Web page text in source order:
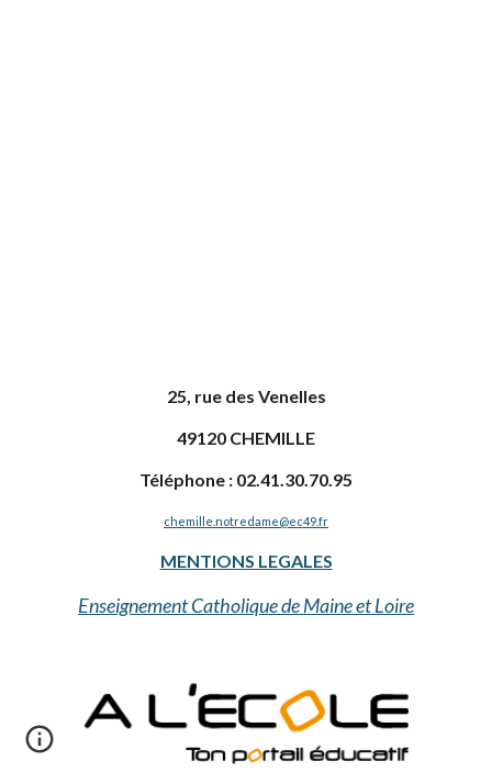
25, rue des Venelles
49120 CHEMILLE
Téléphone : 02.41.30.70.95
chemille.notredame@ec49.fr
MENTIONS LEGALES
Enseignement Catholique de Maine et Loire